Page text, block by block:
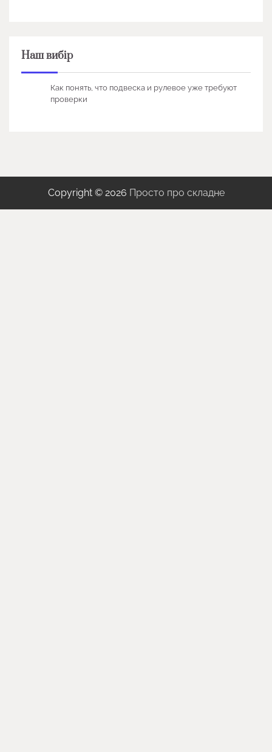
Наш вибір
Как понять, что подвеска и рулевое уже требуют
проверки
Copyright © 2026 Просто про складне